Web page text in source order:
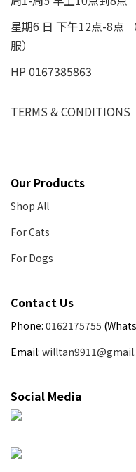
星期6 日 下午12点-8点
服）
HP 0167385863
TERMS & CONDITIONS
Our Products
Shop All
For Cats
For Dogs
Contact Us
Phone: 0162175755
Email:
Social Media